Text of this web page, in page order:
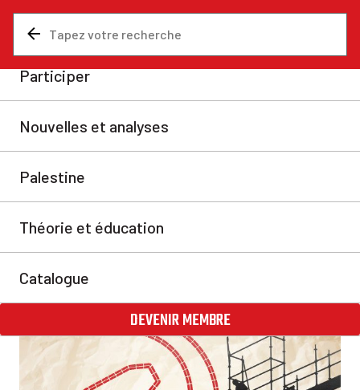
Comment construire une
cellule communiste
Avec un peu de travail, n’importe qui peut fonder une
cellule communiste. Cet article vous donnera quelques
conseils et lignes directrices pour vous aider à
commencer.
La rédactionjeu. 11 janv. 2024